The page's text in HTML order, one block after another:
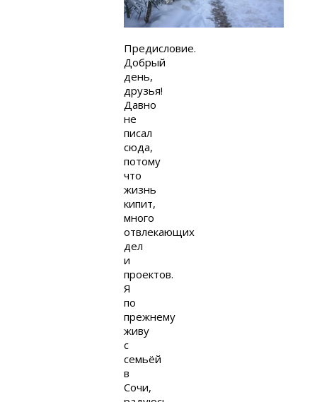
Предисловие.
Добрый
день,
друзья!
Давно
не
писал
сюда,
потому
что
жизнь
кипит,
много
отвлекающих
дел
и
проектов.
Я
по
прежнему
живу
с
семьёй
в
Сочи,